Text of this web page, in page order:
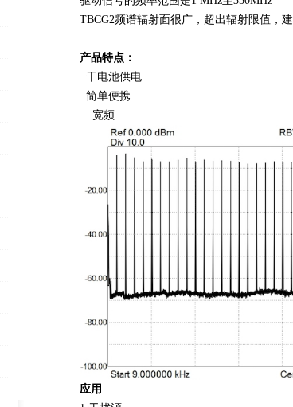
TBCG2频谱辐射面很广，超出辐射限值，
产品特点：
干电池供电
简单便携
宽频
应用